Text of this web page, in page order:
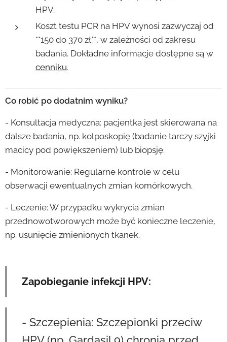
HPV.
Koszt testu PCR na HPV wynosi zazwyczaj od
**150 do 370 zł**, w zależności od zakresu
badania. Dokładne informacje dostępne są w
cenniku.
Co robić po dodatnim wyniku?
- Konsultacja medyczna: pacjentka jest skierowana na
dalsze badania, np. kolposkopię (badanie tarczy szyjki
macicy pod powiększeniem) lub biopsję.
- Monitorowanie: Regularne kontrole w celu
obserwacji ewentualnych zmian komórkowych.
- Leczenie: W przypadku wykrycia zmian
przednowotworowych może być konieczne leczenie,
np. usunięcie zmienionych tkanek.
Zapobieganie infekcji HPV:
- Szczepienia: Szczepionki przeciw